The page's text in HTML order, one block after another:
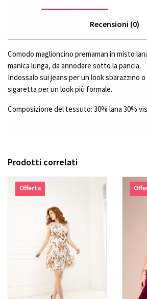
Recensioni (0)
Comodo maglioncino premaman in misto
manica lunga, da annodare sotto la pancia.
Indossalo sui jeans per un look sbarazzino
sigaretta per un look più formale.
Composizione del tessuto: 30% lana 30%
Prodotti correlati
Offerta